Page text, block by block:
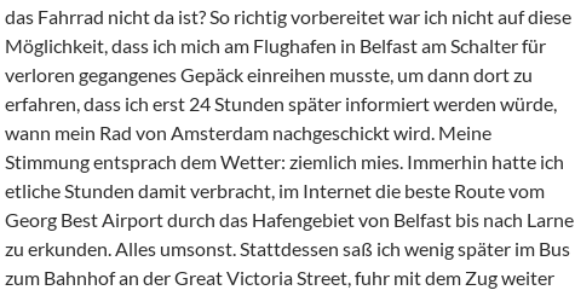
das Fahrrad nicht da ist? So richtig vorbereitet war ich nicht auf diese
Möglichkeit, dass ich mich am Flughafen in Belfast am Schalter für
verloren gegangenes Gepäck einreihen musste, um dann dort zu
erfahren, dass ich erst 24 Stunden später informiert werden würde,
wann mein Rad von Amsterdam nachgeschickt wird. Meine
Stimmung entsprach dem Wetter: ziemlich mies. Immerhin hatte ich
etliche Stunden damit verbracht, im Internet die beste Route vom
Georg Best Airport durch das Hafengebiet von Belfast bis nach Larne
zu erkunden. Alles umsonst. Stattdessen saß ich wenig später im Bus
zum Bahnhof an der Great Victoria Street, fuhr mit dem Zug weiter